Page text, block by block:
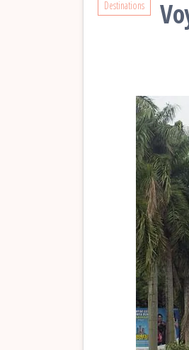
Destinations